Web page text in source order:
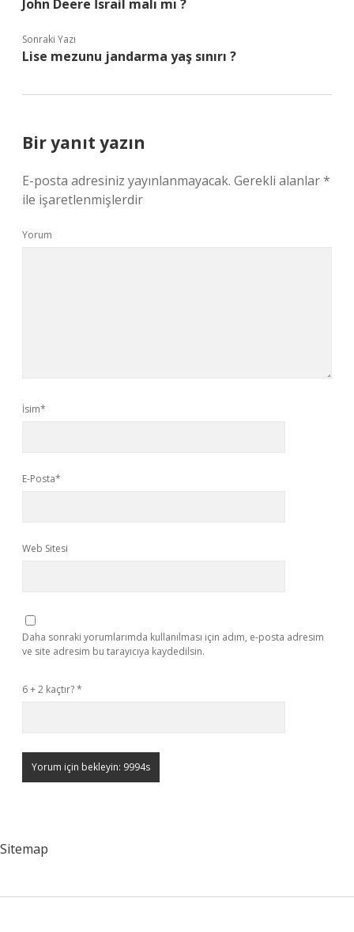
John Deere İsrail malı mı ?
Sonraki Yazı
Lise mezunu jandarma yaş sınırı ?
Bir yanıt yazın
E-posta adresiniz yayınlanmayacak. Gerekli alanlar*
ile işaretlenmişlerdir
Yorum
İsim*
E-Posta*
Web Sitesi
Daha sonraki yorumlarımda kullanılması için adım, e-posta adresim
ve site adresim bu tarayıcıya kaydedilsin.
6 + 2 kaçtır?*
Sitemap